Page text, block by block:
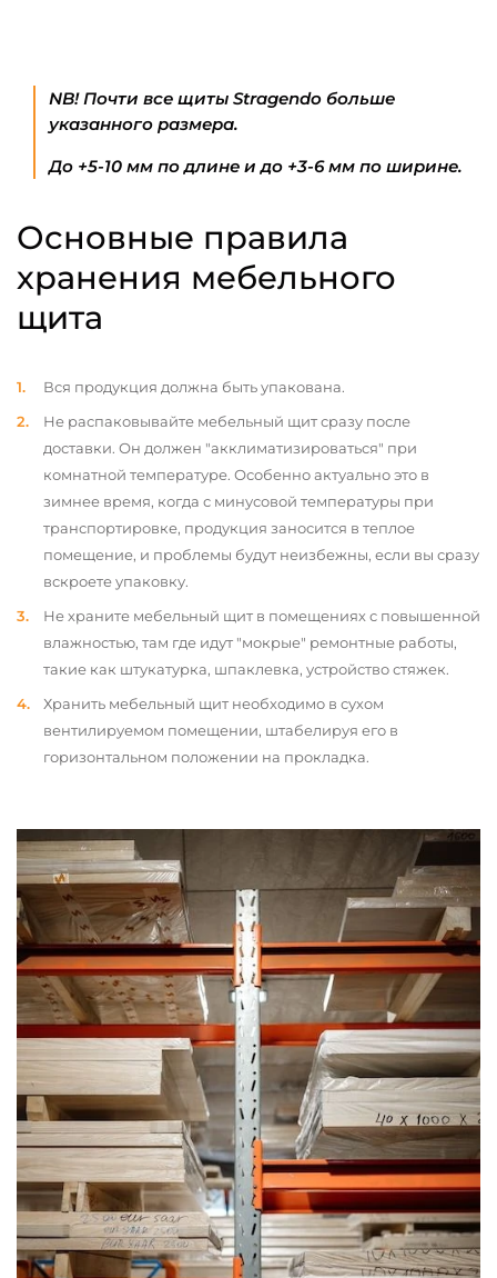
NB! Почти все щиты Stragendo больше
указанного размера.
До +5-10 мм по длине и до +3-6 мм по ширине.
Основные правила
хранения мебельного
щита
Вся продукция должна быть упакована.
Не распаковывайте мебельный щит сразу после
доставки. Он должен "акклиматизироваться" при
комнатной температуре. Особенно актуально это в
зимнее время, когда с минусовой температуры при
транспортировке, продукция заносится в теплое
помещение, и проблемы будут неизбежны, если вы сразу
вскроете упаковку.
Не храните мебельный щит в помещениях с повышенной
влажностью, там где идут "мокрые" ремонтные работы,
такие как штукатурка, шпаклевка, устройство стяжек.
Хранить мебельный щит необходимо в сухом
вентилируемом помещении, штабелируя его в
горизонтальном положении на прокладка.